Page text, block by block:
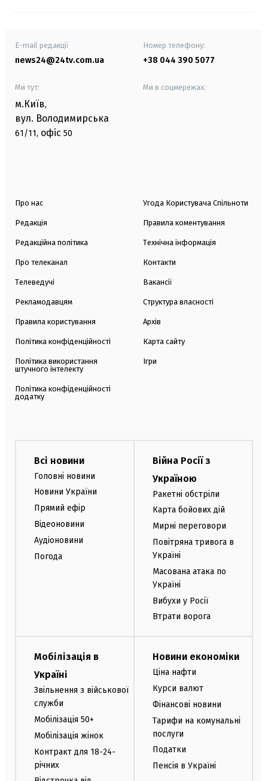
E-mail редакції
news24@24tv.com.ua
Номер телефону:
+38 044 390 5077
Ми тут:
м.Київ,
вул. Володимирська
61/11, офіс 50
Ми в соцмережах:
Про нас
Редакція
Редакційна політика
Про телеканал
Телеведучі
Рекламодавцям
Правила користування
Політика конфіденційності
Політика використання
штучного інтелекту
Політика конфіденційності
додатку
Угода Користувача Спільноти
Правила коментування
Технічна інформація
Контакти
Вакансії
Структура власності
Архів
Карта сайту
Ігри
Всі новини
Головні новини
Новини України
Прямий ефір
Відеоновини
Аудіоновини
Погода
Війна Росії з
Україною
Ракетні обстріли
Карта бойових дій
Мирні переговори
Повітряна тривога в
Україні
Масована атака по
Україні
Вибухи у Росії
Втрати ворога
Мобілізація в
Україні
Звільнення з військової
служби
Мобілізація 50+
Мобілізація жінок
Контракт для 18-24-
річних
Новини економіки
Ціна нафти
Курси валют
Фінансові новини
Тарифи на комунальні
послуги
Податки
Пенсія в Україні